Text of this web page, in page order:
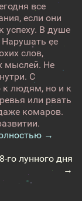
все
если они
успеху. В душе
Нарушать ее
слов,
мыслей. Не
С
к людям, но и к
или рвать
комаров.
→
го лунного дня
→